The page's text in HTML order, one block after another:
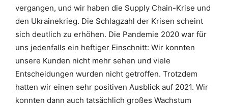
vergangen, und wir haben die Supply Chain-Krise und
den Ukrainekrieg. Die Schlagzahl der Krisen scheint
sich deutlich zu erhöhen. Die Pandemie 2020 war für
uns jedenfalls ein heftiger Einschnitt: Wir konnten
unsere Kunden nicht mehr sehen und viele
Entscheidungen wurden nicht getroffen. Trotzdem
hatten wir einen sehr positiven Ausblick auf 2021. Wir
konnten dann auch tatsächlich großes Wachstum